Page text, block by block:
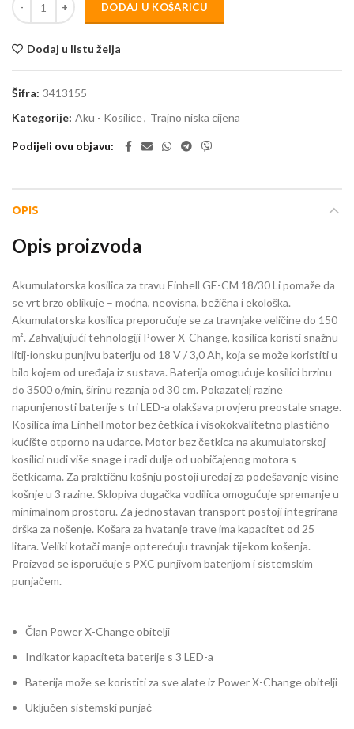
DODAJ U KOŠARICU
Dodaj u listu želja
Šifra: 3413155
Kategorije: Aku - Kosilice, Trajno niska cijena
Podijeli ovu objavu
OPIS
Opis proizvoda
Akumulatorska kosilica za travu Einhell GE-CM 18/30 Li pomaže da
se vrt brzo oblikuje – moćna, neovisna, bežična i ekološka.
Akumulatorska kosilica preporučuje se za travnjake veličine do 150
m². Zahvaljujući tehnologiji Power X-Change, kosilica koristi snažnu
litij-ionsku punjivu bateriju od 18 V / 3,0 Ah, koja se može koristiti u
bilo kojem od uređaja iz sustava. Baterija omogućuje kosilici brzinu
do 3500 o/min, širinu rezanja od 30 cm. Pokazatelj razine
napunjenosti baterije s tri LED-a olakšava provjeru preostale snage.
Kosilica ima Einhell motor bez četkica i visokokvalitetno plastično
kućište otporno na udarce. Motor bez četkica na akumulatorskoj
kosilici nudi više snage i radi dulje od uobičajenog motora s
četkicama. Za praktičnu košnju postoji uređaj za podešavanje visine
košnje u 3 razine. Sklopiva dugačka vodilica omogućuje spremanje u
minimalnom prostoru. Za jednostavan transport postoji integrirana
drška za nošenje. Košara za hvatanje trave ima kapacitet od 25
litara. Veliki kotači manje opterećuju travnjak tijekom košenja.
Proizvod se isporučuje s PXC punjivom baterijom i sistemskim
punjačem.
Član Power X-Change obitelji
Indikator kapaciteta baterije s 3 LED-a
Baterija može se koristiti za sve alate iz Power X-Change obitelji
Uključen sistemski punjač